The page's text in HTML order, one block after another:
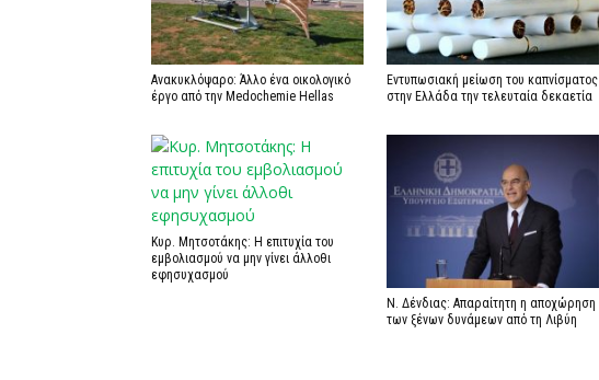
Ανακυκλόψαρο: Άλλο ένα οικολογικό
έργο από την Medochemie Hellas
Εντυπωσιακή μείωση του καπνίσματος
στην Ελλάδα την τελευταία δεκαετία
Κυρ. Μητσοτάκης: Η επιτυχία του
εμβολιασμού να μην γίνει άλλοθι
εφησυχασμού
Ν. Δένδιας: Απαραίτητη η αποχώρηση
των ξένων δυνάμεων από τη Λιβύη